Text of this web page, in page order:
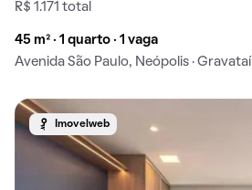
R$ 1.171 total
45 m² · 1 quarto · 1 vaga
Avenida São Paulo, Neópolis · Gravataí
Imovelweb